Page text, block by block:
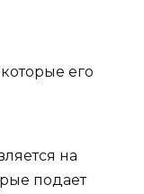
его
на
подает